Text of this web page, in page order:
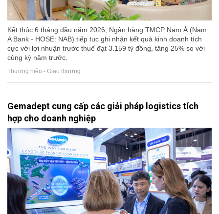
Kết thúc 6 tháng đầu năm 2026, Ngân hàng TMCP Nam Á (Nam
A Bank - HOSE: NAB) tiếp tục ghi nhận kết quả kinh doanh tích
cực với lợi nhuận trước thuế đạt 3.159 tỷ đồng, tăng 25% so với
cùng kỳ năm trước.
Thương hiệu - Giao thương
Gemadept cung cấp các giải pháp logistics tích
hợp cho doanh nghiệp